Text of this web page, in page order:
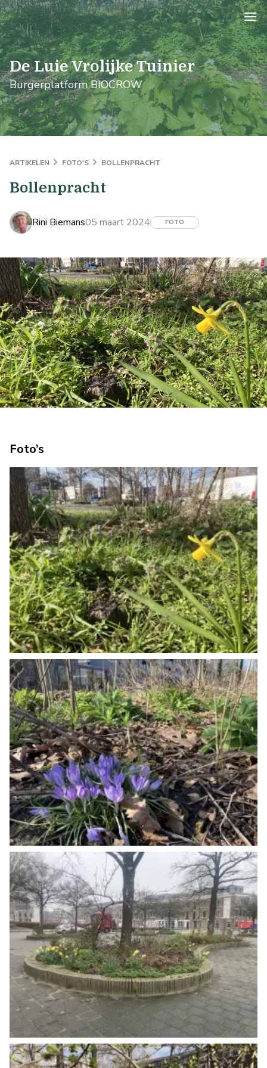
logo
De Luie Vrolijke Tuinier
Burgerplatform BIOCROW
ARTIKELEN FOTO'S BOLLENPRACHT
Bollenpracht
Rini Biemans05 maart 2024 FOTO
Foto’s